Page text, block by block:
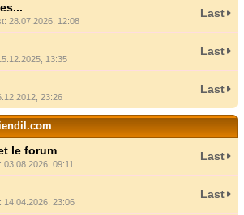
28.07.2026, 12:08
Last
13:35
Last
23:26
Last
le forum
09:11
Last
14.04.2026, 23:06
Last